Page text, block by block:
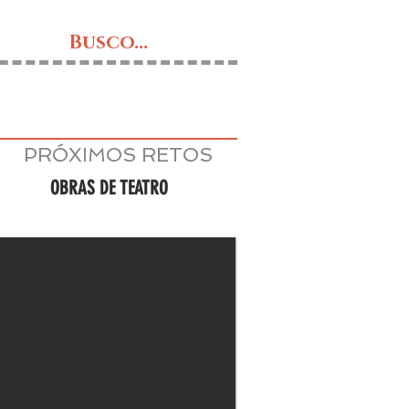
Busco...
PRÓXIMOS RETOS
OBRAS DE TEATRO